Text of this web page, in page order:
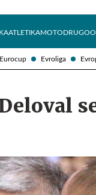
Eurocup Evroliga
ATLETIKAMOTODRUGO